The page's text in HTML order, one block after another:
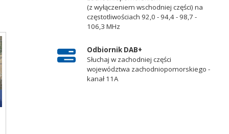
(z wyłączeniem wschodniej części) na
częstotliwościach 92,0 - 94,4 - 98,7 -
106,3 MHz
Odbiornik DAB+
Słuchaj w zachodniej części
województwa zachodniopomorskiego -
kanał 11A